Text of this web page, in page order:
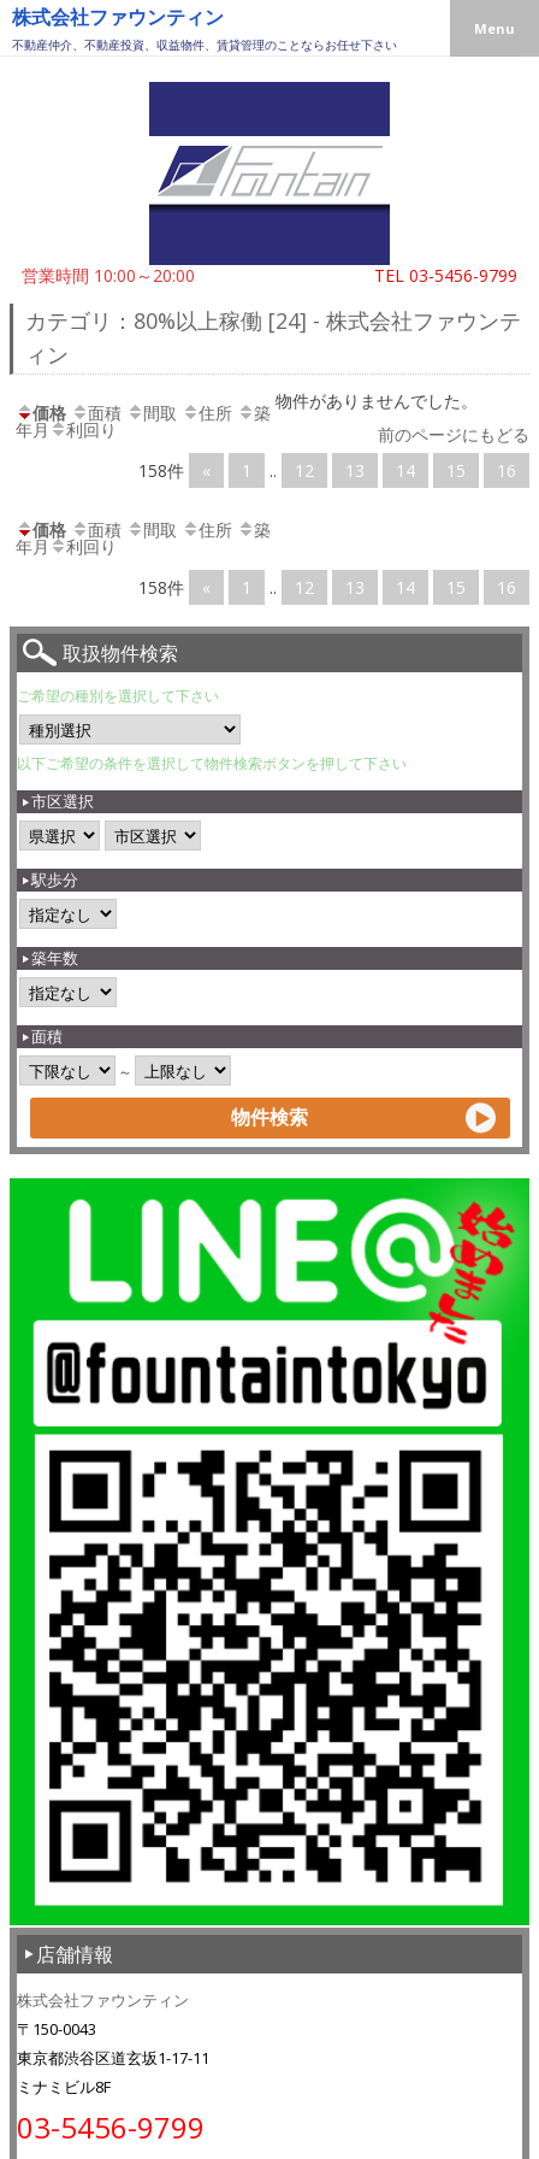
株式会社ファウンティン
不動産仲介、不動産投資、収益物件、賃貸管理のことならお任せ下さい
営業時間 10:00～20:00 TEL 03-5456-9799
Menu
カテゴリ：80%以上稼働 [24] - 株式会社ファウンテ
ィン
価格 面積 間取 住所 築
年月
利回り
158件
« 1 .. 12 13 14 15 16
物件がありませんでした。
価格 面積 間取 住所 築
年月
利回り
158件
« 1 .. 12 13 14 15 16
前のページにもどる
取扱物件検索
ご希望の種別を選択して下さい
以下ご希望の条件を選択して物件検索ボタンを押して下さい
市区選択
駅歩分
築年数
面積
～
店舗情報
株式会社ファウンティン
〒150-0043
東京都渋谷区道玄坂1-17-11
ミナミビル8F
03-5456-9799